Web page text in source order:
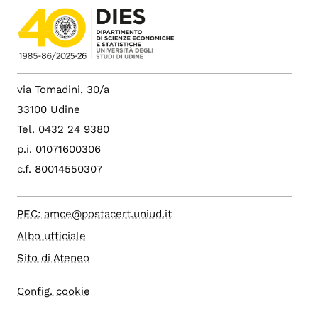
via Tomadini, 30/a
33100 Udine
Tel. 0432 24 9380
p.i. 01071600306
c.f. 80014550307
PEC: amce@postacert.uniud.it
Albo ufficiale
Sito di Ateneo
Config. cookie